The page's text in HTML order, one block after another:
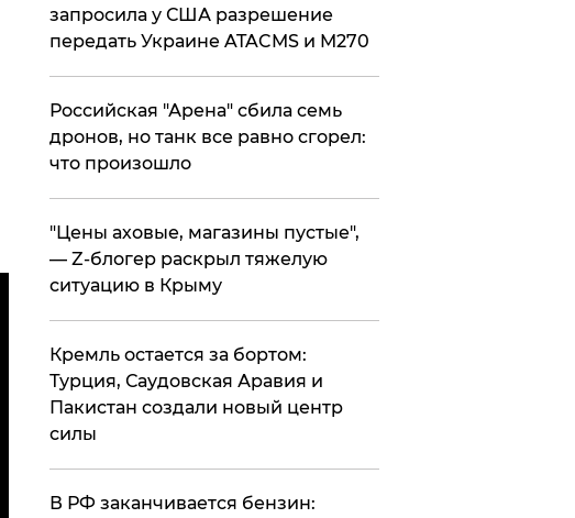
запросила у США разрешение
передать Украине ATACMS и M270
​Российская "Арена" сбила семь
дронов, но танк все равно сгорел:
что произошло
​"Цены аховые, магазины пустые",
— Z-блогер раскрыл тяжелую
ситуацию в Крыму
​Кремль остается за бортом:
Турция, Саудовская Аравия и
Пакистан создали новый центр
силы
​В РФ заканчивается бензин: